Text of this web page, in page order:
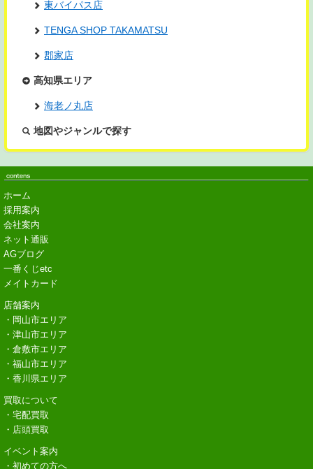
東バイパス店
TENGA SHOP TAKAMATSU
郡家店
高知県エリア
海老ノ丸店
地図やジャンルで探す
ホーム
採用案内
会社案内
ネット通販
AGブログ
一番くじetc
メイトカード
店舗案内
・岡山市エリア
・津山市エリア
・倉敷市エリア
・福山市エリア
・香川県エリア
買取について
・宅配買取
・店頭買取
イベント案内
・初めての方へ